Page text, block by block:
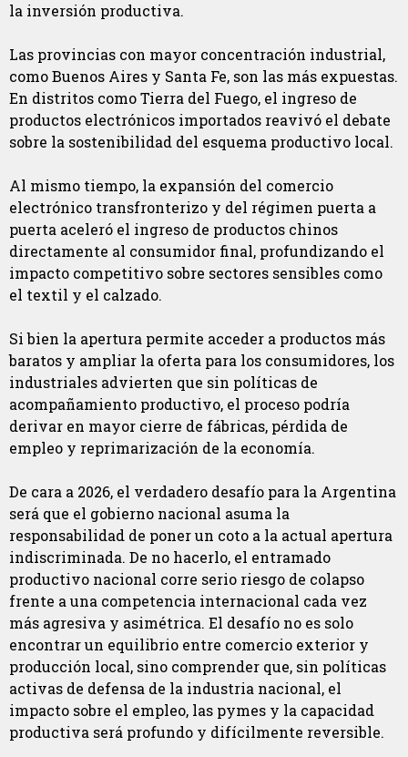
la inversión productiva.
Las provincias con mayor concentración industrial,
como Buenos Aires y Santa Fe, son las más expuestas.
En distritos como Tierra del Fuego, el ingreso de
productos electrónicos importados reavivó el debate
sobre la sostenibilidad del esquema productivo local.
Al mismo tiempo, la expansión del comercio
electrónico transfronterizo y del régimen puerta a
puerta aceleró el ingreso de productos chinos
directamente al consumidor final, profundizando el
impacto competitivo sobre sectores sensibles como
el textil y el calzado.
Si bien la apertura permite acceder a productos más
baratos y ampliar la oferta para los consumidores, los
industriales advierten que sin políticas de
acompañamiento productivo, el proceso podría
derivar en mayor cierre de fábricas, pérdida de
empleo y reprimarización de la economía.
De cara a 2026, el verdadero desafío para la Argentina
será que el gobierno nacional asuma la
responsabilidad de poner un coto a la actual apertura
indiscriminada. De no hacerlo, el entramado
productivo nacional corre serio riesgo de colapso
frente a una competencia internacional cada vez
más agresiva y asimétrica. El desafío no es solo
encontrar un equilibrio entre comercio exterior y
producción local, sino comprender que, sin políticas
activas de defensa de la industria nacional, el
impacto sobre el empleo, las pymes y la capacidad
productiva será profundo y difícilmente reversible.